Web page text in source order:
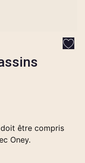
être compris
Oney.